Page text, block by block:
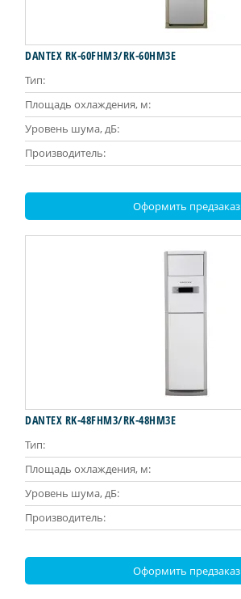
DANTEX RK-60FHM3/RK-60HM3E
Тип:
Площадь охлаждения, м:
Уровень шума, дБ:
Производитель:
Оформить предзаказ
DANTEX RK-48FHM3/RK-48HM3E
Тип:
Площадь охлаждения, м:
Уровень шума, дБ:
Производитель:
Оформить предзаказ